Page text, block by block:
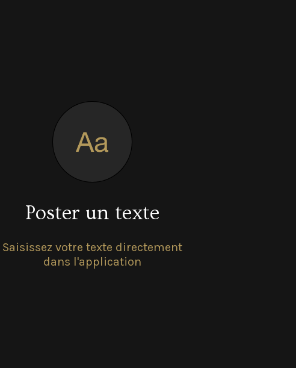
Poster un texte
Saisissez votre texte directement
dans l'application